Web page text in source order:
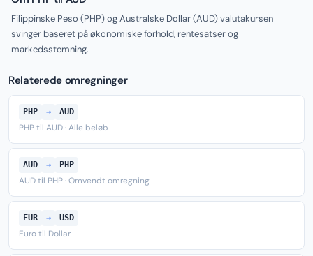
Filippinske Peso (PHP) og Australske Dollar (AUD) valutakursen
svinger baseret på økonomiske forhold, rentesatser og
markedsstemning.
Relaterede omregninger
PHP → AUD
PHP til AUD · Alle beløb
AUD → PHP
AUD til PHP · Omvendt omregning
EUR → USD
Euro til Dollar